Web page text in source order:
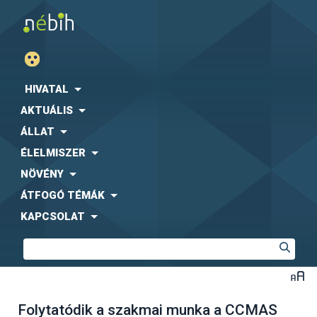
HIVATAL
AKTUÁLIS
ÁLLAT
ÉLELMISZER
NÖVÉNY
ÁTFOGÓ TÉMÁK
KAPCSOLAT
Folytatódik a szakmai munka a CCMAS